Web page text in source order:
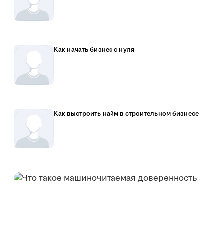
Как начать бизнес с нуля
Как выстроить найм в строительном бизнесе